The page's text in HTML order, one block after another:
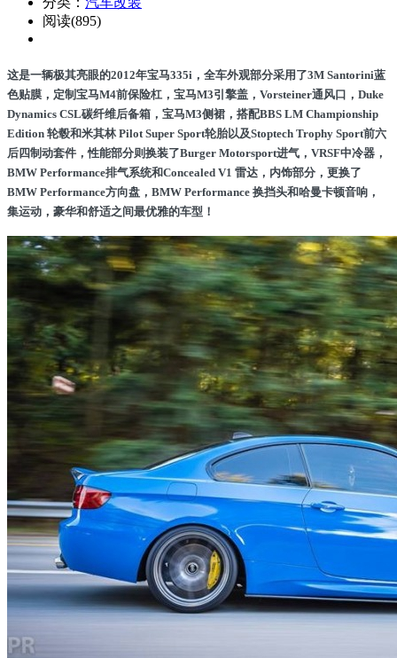
阅读(895)
这是一辆极其亮眼的2012年宝马335i，全车外观部分采用了3M Santorini蓝
色贴膜，定制宝马M4前保险杠，宝马M3引擎盖，Vorsteiner通风口，Duke
Dynamics CSL碳纤维后备箱，宝马M3侧裙，搭配BBS LM Championship
Edition 轮毂和米其林 Pilot Super Sport轮胎以及Stoptech Trophy Sport前六
后四制动套件，性能部分则换装了Burger Motorsport进气，VRSF中冷器，
BMW Performance排气系统和Concealed V1 雷达，内饰部分，更换了
BMW Performance方向盘，BMW Performance 换挡头和哈曼卡顿音响，
集运动，豪华和舒适之间最优雅的车型！